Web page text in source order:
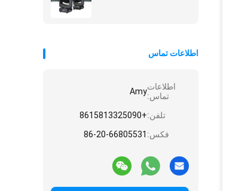
اطلاعات تماس
اطلاعات
تماس:Amy
تلفن:+8615813325090
فکس: 86-20-66805531